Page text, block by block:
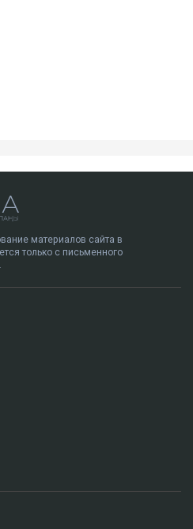
материалов сайта в
только с письменного